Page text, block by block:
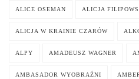
ALICE OSEMAN ALICJA
ALICJA W KRAINIE CZARÓW
ALPY AMADEUSZ WAGNER
AMBASADOR WYOBRAŹNI